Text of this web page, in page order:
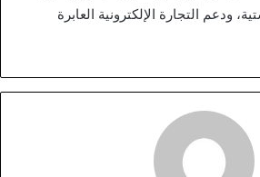
ودعم التجارة الإلكترونية العابرة